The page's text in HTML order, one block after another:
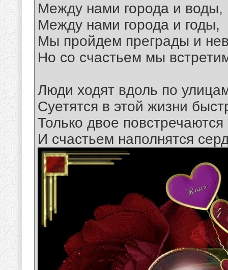
Между нами города и воды,
Между нами города и годы,
Мы пройдем преграды и
Но со счастьем мы
Люди ходят вдоль по
Суетятся в этой жизни
Только двое
И счастьем наполнятся